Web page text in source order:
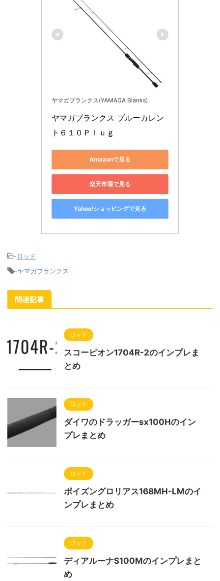
ヤマガブランクス(YAMAGA Blanks)
ヤマガブランクス ブルーカレン
ト６１０Ｐｌｕｇ
Amazonで見る
楽天市場で見る
Yahoo!ショッピングで見る
-ロッド
-ヤマガブランクス
関連記事
ロッド
スコーピオン1704R-2のインプレま
とめ
ロッド
ダイワのドラッガーsx100Hのイン
プレまとめ
ロッド
ポイズングロリアス168MH-LMのイ
ンプレまとめ
ロッド
ディアルーナS100Mのインプレまと
め